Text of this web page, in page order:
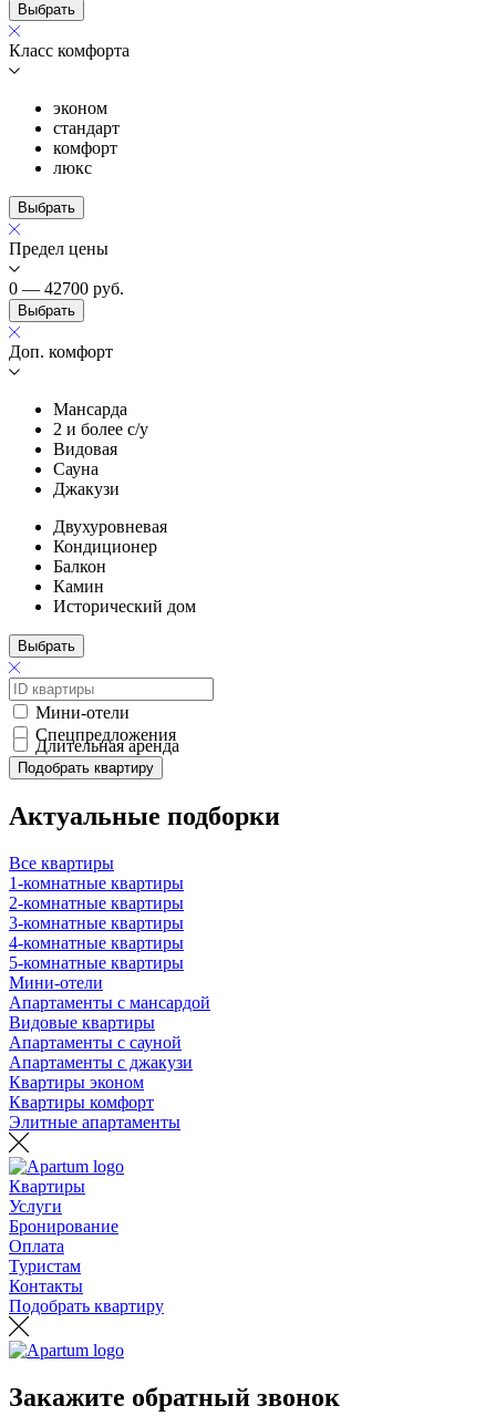
Выбрать
Класс комфорта
эконом
стандарт
комфорт
люкс
Выбрать
Предел цены
0 — 42700 руб.
Выбрать
Доп. комфорт
Мансарда
2 и более с/у
Видовая
Сауна
Джакузи
Двухуровневая
Кондиционер
Балкон
Камин
Исторический дом
Выбрать
Мини-отели
Спецпредложения
Длительная аренда
Подобрать квартиру
Актуальные подборки
Все квартиры
1-комнатные квартиры
2-комнатные квартиры
3-комнатные квартиры
4-комнатные квартиры
5-комнатные квартиры
Мини-отели
Апартаменты с мансардой
Видовые квартиры
Апартаменты с сауной
Апартаменты с джакузи
Квартиры эконом
Квартиры комфорт
Элитные апартаменты
Квартиры
Услуги
Бронирование
Оплата
Туристам
Контакты
Подобрать квартиру
Закажите обратный звонок